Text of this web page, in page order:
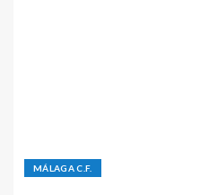
MÁLAGA C.F.